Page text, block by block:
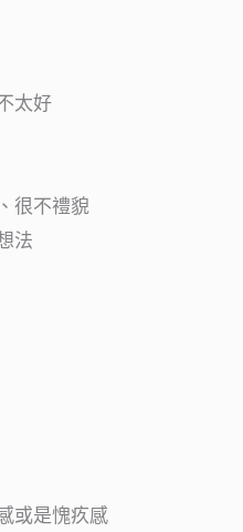
太好
很不禮貌
法
或是愧疚感